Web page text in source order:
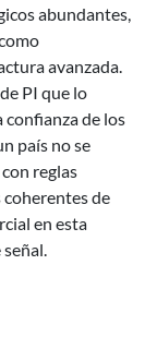
abundantes,
avanzada.
PI que lo
confianza de los
país no se
reglas
de
en esta